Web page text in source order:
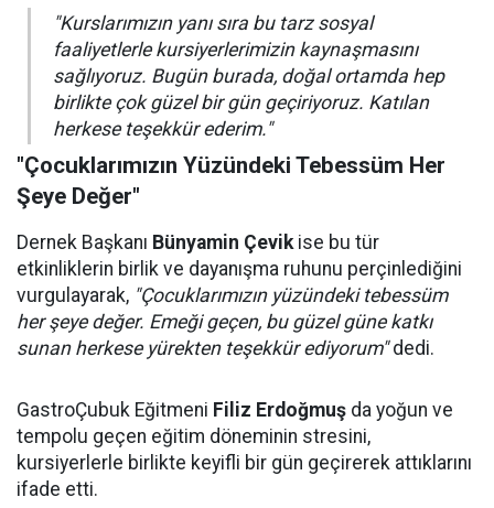
"Kurslarımızın yanı sıra bu tarz sosyal
faaliyetlerle kursiyerlerimizin kaynaşmasını
sağlıyoruz. Bugün burada, doğal ortamda hep
birlikte çok güzel bir gün geçiriyoruz. Katılan
herkese teşekkür ederim."
"Çocuklarımızın Yüzündeki Tebessüm Her
Şeye Değer"
Dernek Başkanı Bünyamin Çevikise bu tür
etkinliklerin birlik ve dayanışma ruhunu perçinlediğini
vurgulayarak, "Çocuklarımızın yüzündeki tebessüm
her şeye değer. Emeği geçen, bu güzel güne katkı
sunan herkese yürekten teşekkür ediyorum"dedi.
GastroÇubuk Eğitmeni Filiz Erdoğmuş da yoğun ve
tempolu geçen eğitim döneminin stresini,
kursiyerlerle birlikte keyifli bir gün geçirerek attıklarını
ifade etti.